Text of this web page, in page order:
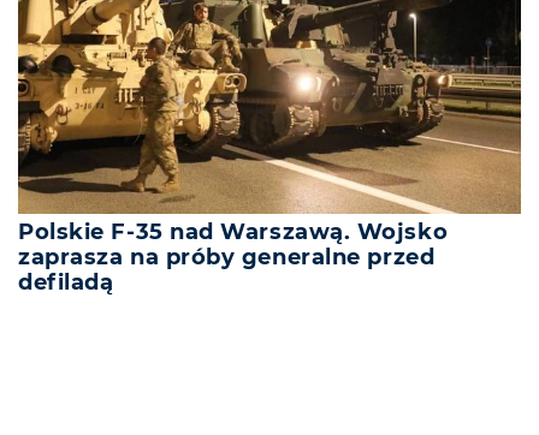
Polskie F-35 nad Warszawą. Wojsko
zaprasza na próby generalne przed
defiladą